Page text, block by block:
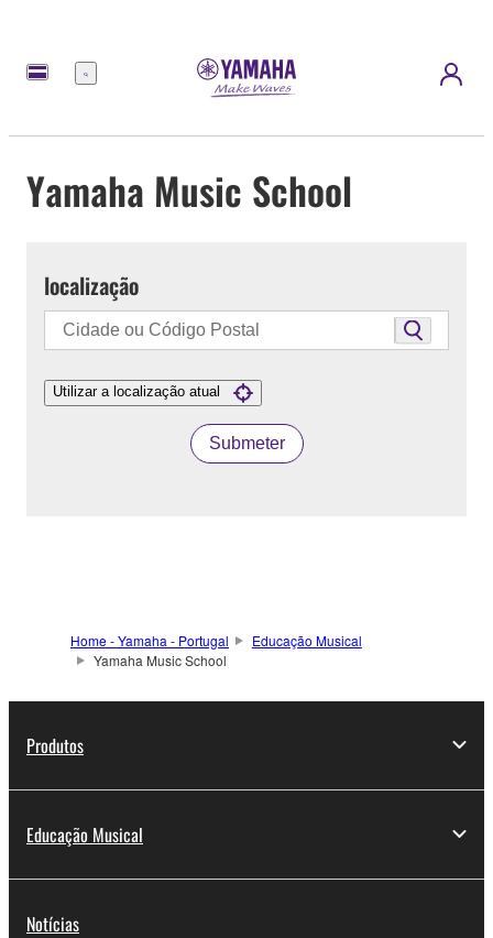
Menu
Yamaha Music School
localização
Utilizar a localização atual
Submeter
Home - Yamaha - Portugal
Educação Musical
Yamaha Music School
Produtos
Educação Musical
Notícias